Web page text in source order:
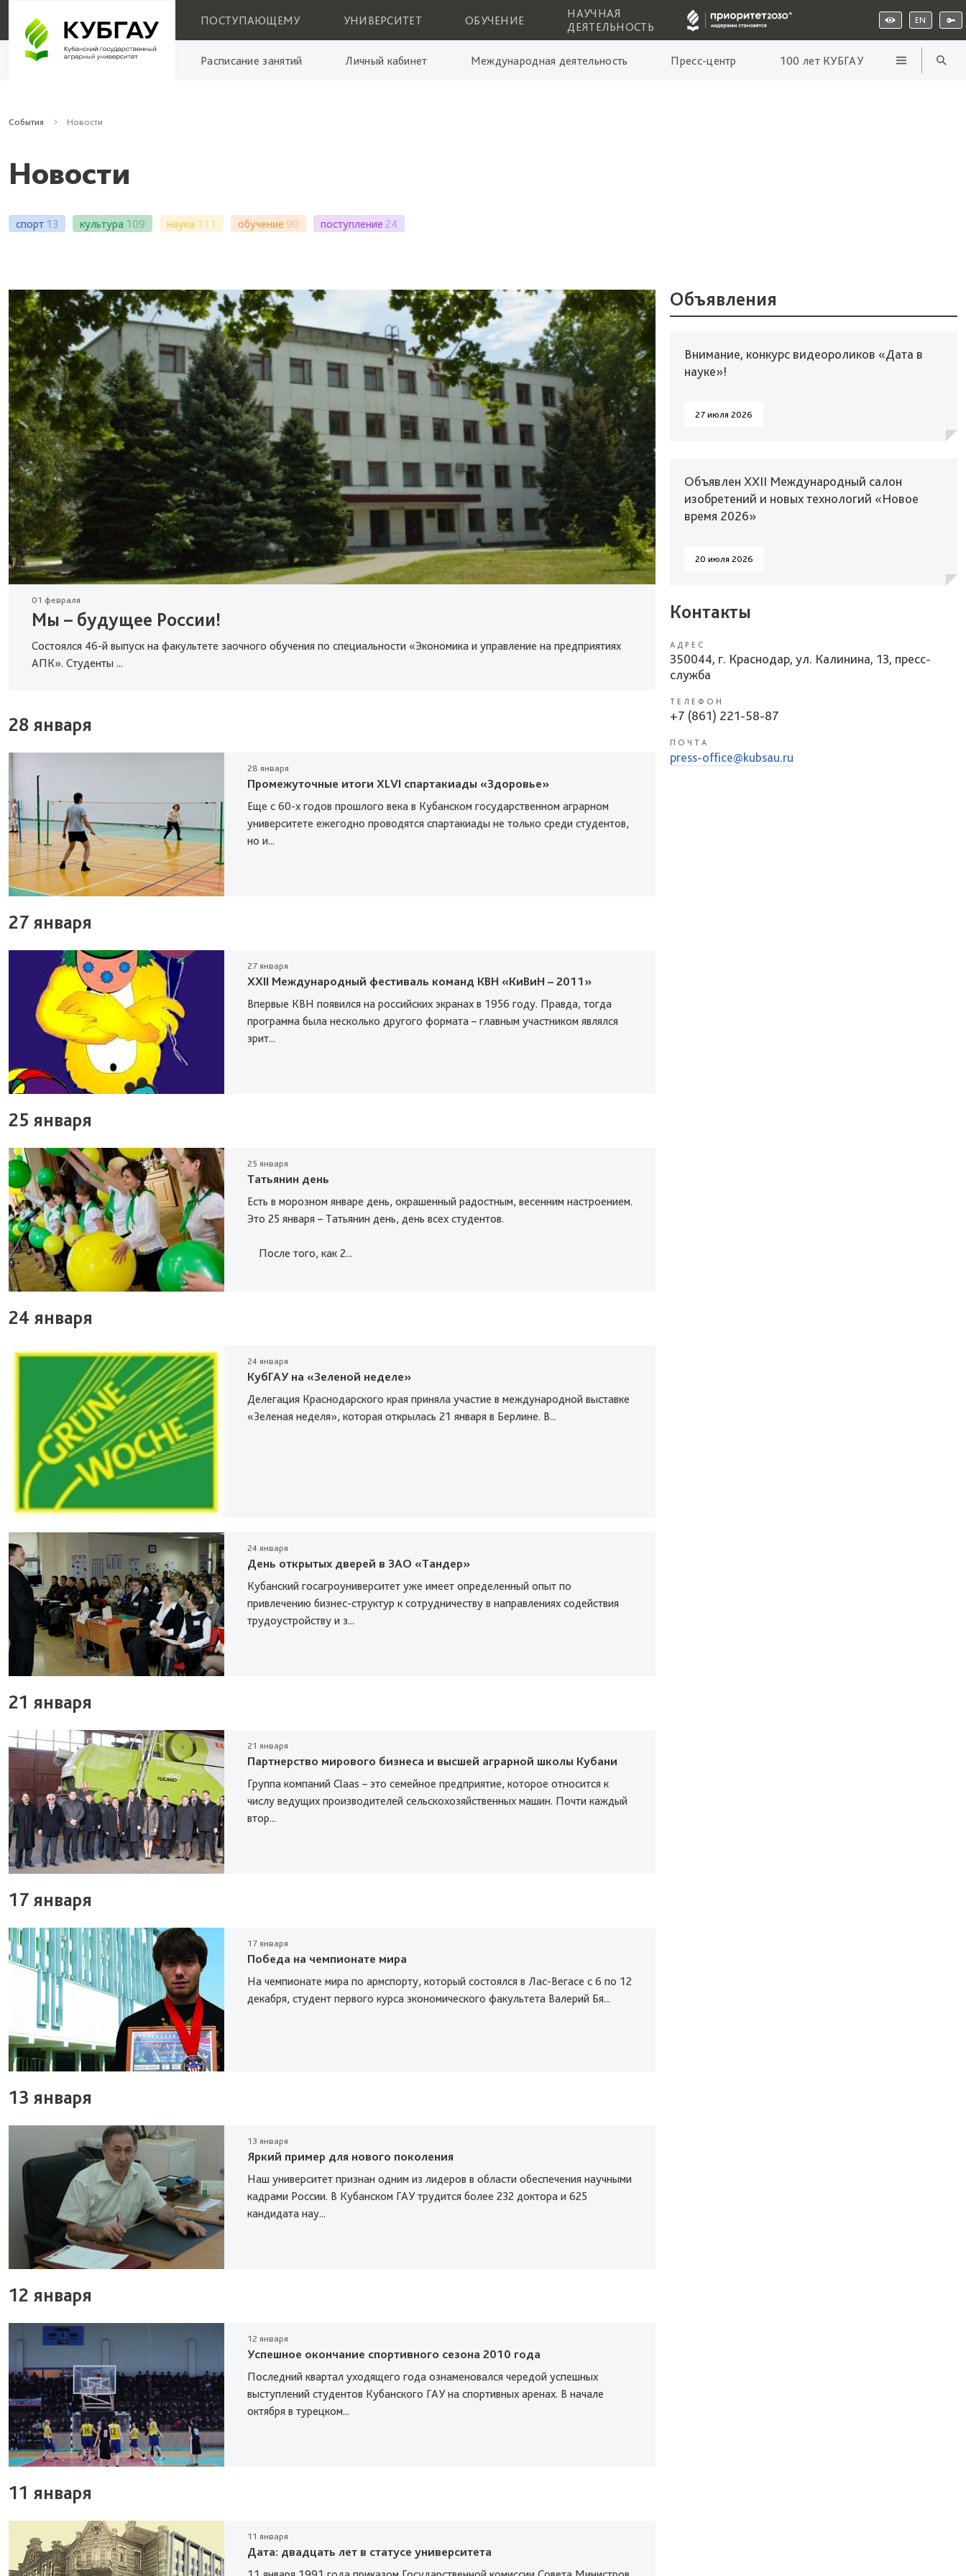
ПОСТУПАЮЩЕМУ УНИВЕРСИТЕТ ОБУЧЕНИЕ
НАУЧНАЯ
ДЕЯТЕЛЬНОСТЬ
EN
Расписание занятий Личный кабинет Международная деятельность Пресс-центр 100 лет КУБГАУ
События Новости
Новости
спорт 13 культура 109 наука 111 обучение 90 поступление 24
01 февраля
Мы – будущее России!
Состоялся 46-й выпуск на факультете заочного обучения по специальности «Экономика и управление на предприятиях
АПК». Студенты ...
28 января
28 января
Промежуточные итоги XLVI спартакиады «Здоровье»
Еще с 60-х годов прошлого века в Кубанском государственном аграрном
университете ежегодно проводятся спартакиады не только среди студентов,
но и...
27 января
27 января
XXII Международный фестиваль команд КВН «КиВиН – 2011»
Впервые КВН появился на российских экранах в 1956 году. Правда, тогда
программа была несколько другого формата – главным участником являлся
зрит...
25 января
25 января
Татьянин день
Есть в морозном январе день, окрашенный радостным, весенним настроением.
Это 25 января – Татьянин день, день всех студентов.
После того, как 2...
24 января
24 января
КубГАУ на «Зеленой неделе»
Делегация Краснодарского края приняла участие в международной выставке
«Зеленая неделя», которая открылась 21 января в Берлине. В...
24 января
День открытых дверей в ЗАО «Тандер»
Кубанский госагроуниверситет уже имеет определенный опыт по
привлечению бизнес-структур к сотрудничеству в направлениях содействия
трудоустройству и з...
21 января
21 января
Партнерство мирового бизнеса и высшей аграрной школы Кубани
Группа компаний Claas – это семейное предприятие, которое относится к
числу ведущих производителей сельскохозяйственных машин. Почти каждый
втор...
17 января
17 января
Победа на чемпионате мира
На чемпионате мира по армспорту, который состоялся в Лас-Вегасе с 6 по 12
декабря, студент первого курса экономического факультета Валерий Бя...
13 января
13 января
Яркий пример для нового поколения
Наш университет признан одним из лидеров в области обеспечения научными
кадрами России. В Кубанском ГАУ трудится более 232 доктора и 625
кандидата нау...
12 января
12 января
Успешное окончание спортивного сезона 2010 года
Последний квартал уходящего года ознаменовался чередой успешных
выступлений студентов Кубанского ГАУ на спортивных аренах. В начале
октября в турецком...
11 января
11 января
Дата: двадцать лет в статусе университета
Объявления
Внимание, конкурс видеороликов «Дата в
науке»!
27 июля 2026
Объявлен XXII Международный салон
изобретений и новых технологий «Новое
время 2026»
20 июля 2026
Контакты
АДРЕС
350044, г. Краснодар, ул. Калинина, 13, пресс-
служба
ТЕЛЕФОН
+7 (861) 221-58-87
ПОЧТА
press-office@kubsau.ru